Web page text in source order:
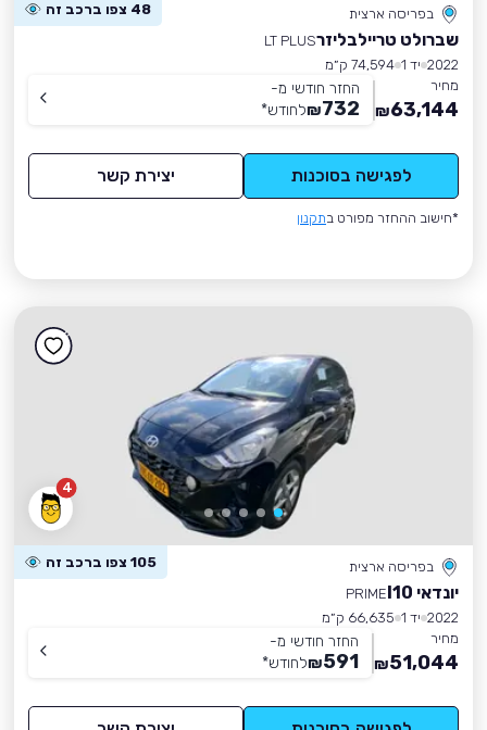
בפריסה ארצית 48 צפו ברכב זה
שברולט טריילבליזרLT PLUS
2022 יד 1
74,594 ק״מ
מחיר
63,144
₪
החזר חודשי מ-
732
₪לחודש*
לפגישה בסוכנות יצירת קשר
*חישוב ההחזר מפורט בתקנון
4
בפריסה ארצית 105 צפו ברכב זה
יונדאי I10
PRIME
2022 יד 1
66,635 ק״מ
מחיר
51,044
₪
החזר חודשי מ-
591
₪לחודש*